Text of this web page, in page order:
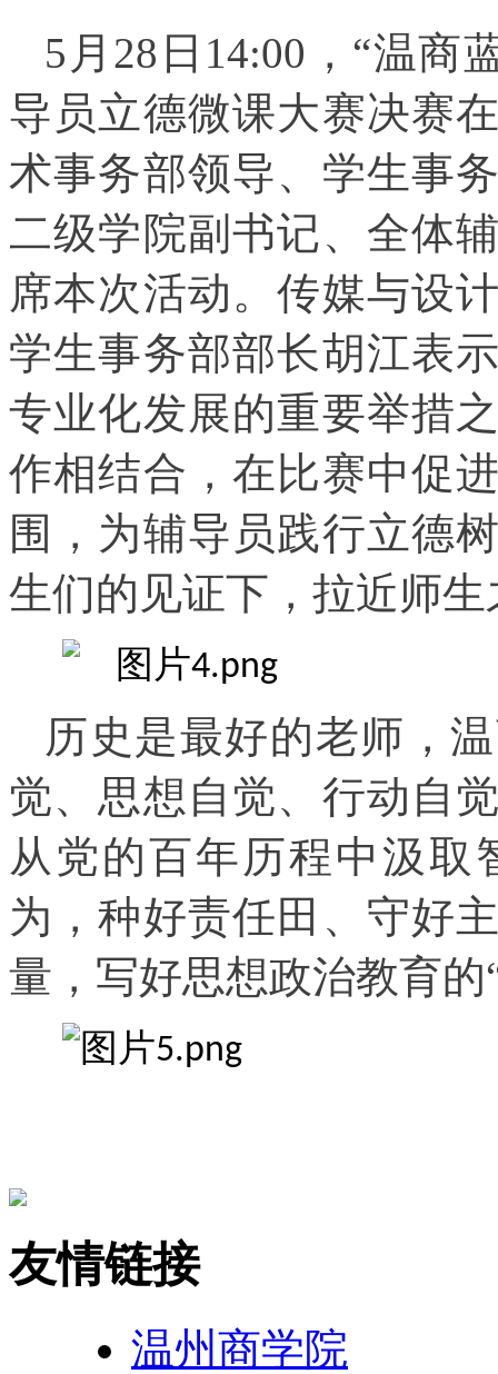
5月28日14:00，“温商
导员立德微课大赛决赛
术事务部领导、学生事
二级学院副书记、全体
席本次活动。传媒与设
学生事务部部长胡江表
专业化发展的重要举措
作相结合，在比赛中促
围，为辅导员践行立德
生们的见证下，拉近师
历史是最好的老师，
觉、思想自觉、行动自
从党的百年历程中汲取
为，种好责任田、守好
量，写好思想政治教育的
友情链接
温州商学院